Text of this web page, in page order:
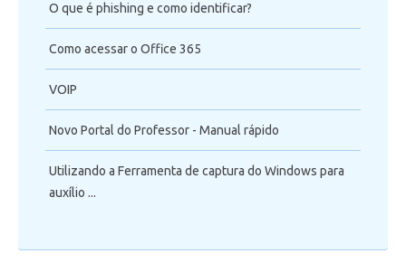
O que é phishing e como identificar?
Como acessar o Office 365
VOIP
Novo Portal do Professor - Manual rápido
Utilizando a Ferramenta de captura do Windows para
auxílio ...